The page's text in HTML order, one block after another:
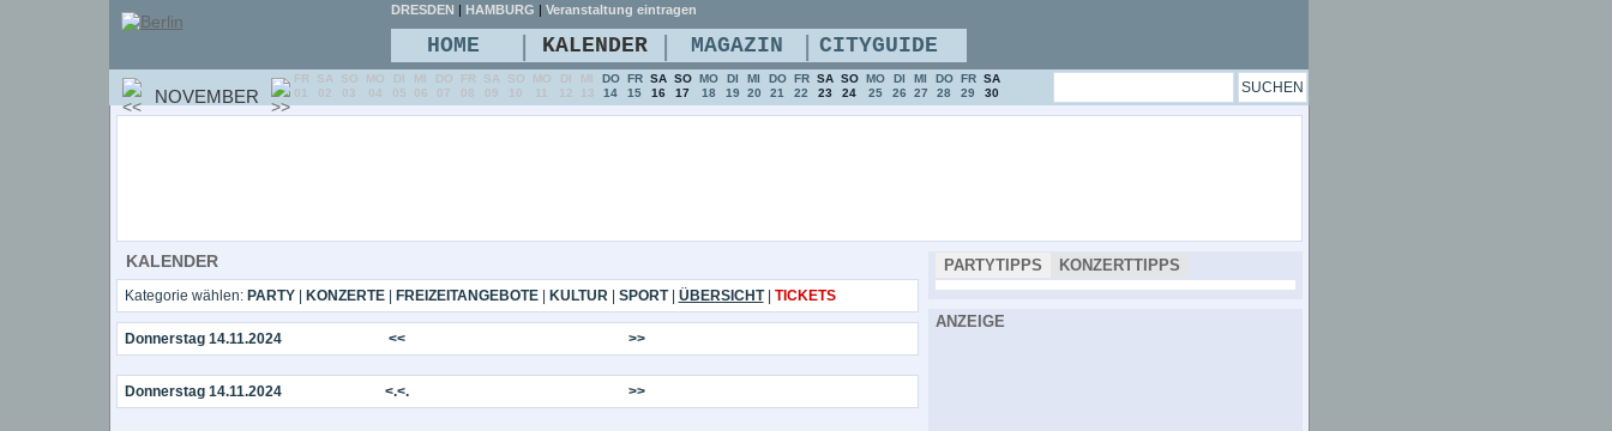
KALENDER
Kategorie wählen: PARTY| KONZERTE| FREIZEITANGEBOTE| KULTUR| SPORT| ÜBERSICHT| TICKETS
Donnerstag 14.11.2024 << >>
Donnerstag 14.11.2024 <.<. >>
PARTYTIPPS KONZERTTIPPS
ANZEIGE
DRESDEN | HAMBURG | Veranstaltung eintragen
HOME | KALENDER | MAGAZIN | CITYGUIDE
NOVEMBER
FR
01
SA
02
SO
03
MO
04
DI
05
MI
06
DO
07
FR
08
SA
09
SO
10
MO
11
DI
12
MI
13
DO
14
FR
15
SA
16
SO
17
MO
18
DI
19
MI
20
DO
21
FR
22
SA
23
SO
24
MO
25
DI
26
MI
27
DO
28
FR
29
SA
30